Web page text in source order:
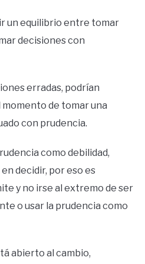
un equilibrio entre tomar
decisiones con
erradas, podrían
de tomar una
con prudencia.
como debilidad,
decidir, por eso es
y no irse al extremo de ser
o usar la prudencia como
abierto al cambio,